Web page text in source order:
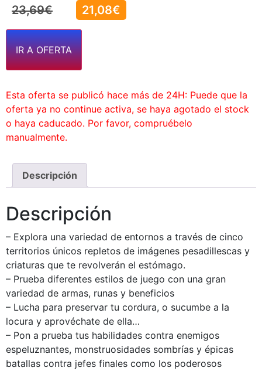
23,69€ 21,08€
IR A OFERTA
Esta oferta se publicó hace más de 24H: Puede que la
oferta ya no continue activa, se haya agotado el stock
o haya caducado. Por favor, compruébelo
manualmente.
Descripción
Descripción
– Explora una variedad de entornos a través de cinco
territorios únicos repletos de imágenes pesadillescas y
criaturas que te revolverán el estómago.
– Prueba diferentes estilos de juego con una gran
variedad de armas, runas y beneficios
– Lucha para preservar tu cordura, o sucumbe a la
locura y aprovéchate de ella…
– Pon a prueba tus habilidades contra enemigos
espeluznantes, monstruosidades sombrías y épicas
batallas contra jefes finales como los poderosos